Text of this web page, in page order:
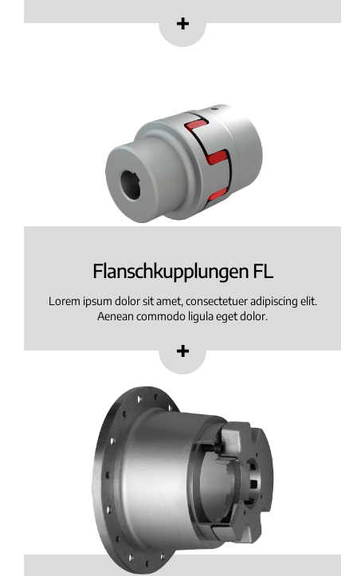
Flanschkupplungen FL
Lorem ipsum dolor sit amet, consectetuer adipiscing elit.
Aenean commodo ligula eget dolor.